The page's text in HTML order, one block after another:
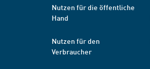
Nutzen für die öffentliche
Hand
Nutzen für den
Verbraucher